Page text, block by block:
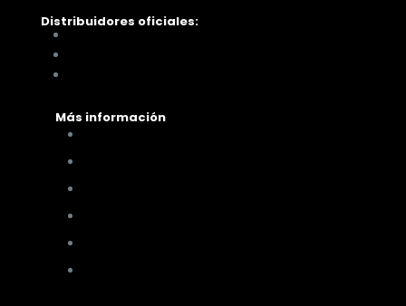
Distribuidores oficiales:
Más información